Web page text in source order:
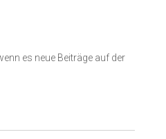
es neue Beiträge auf der